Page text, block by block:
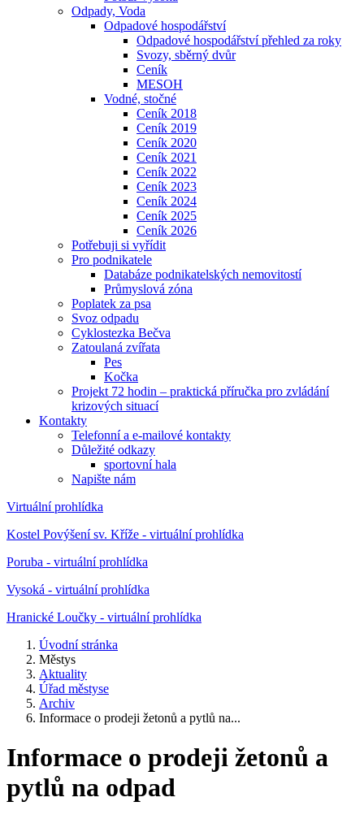
Odpady, Voda
Odpadové hospodářství
Odpadové hospodářství přehled za roky
Svozy, sběrný dvůr
Ceník
MESOH
Vodné, stočné
Ceník 2018
Ceník 2019
Ceník 2020
Ceník 2021
Ceník 2022
Ceník 2023
Ceník 2024
Ceník 2025
Ceník 2026
Potřebuji si vyřídit
Pro podnikatele
Databáze podnikatelských nemovitostí
Průmyslová zóna
Poplatek za psa
Svoz odpadu
Cyklostezka Bečva
Zatoulaná zvířata
Pes
Kočka
Projekt 72 hodin – praktická příručka pro zvládání
krizových situací
Kontakty
Telefonní a e-mailové kontakty
Důležité odkazy
sportovní hala
Napište nám
Virtuální prohlídka
Kostel Povýšení sv. Kříže - virtuální prohlídka
Poruba - virtuální prohlídka
Vysoká - virtuální prohlídka
Hranické Loučky - virtuální prohlídka
Úvodní stránka
Městys
Aktuality
Úřad městyse
Archiv
Informace o prodeji žetonů a pytlů na...
Informace o prodeji žetonů a
pytlů na odpad